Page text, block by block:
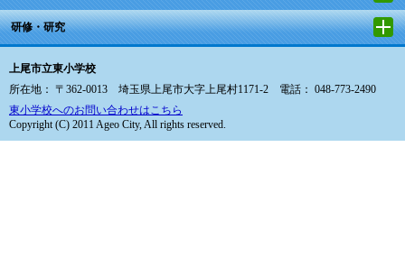
研修・研究
上尾市立東小学校
所在地： 〒362-0013 埼玉県上尾市大字上尾村1171-2 電話： 048-773-2490
東小学校へのお問い合わせはこちら
Copyright (C) 2011 Ageo City, All rights reserved.